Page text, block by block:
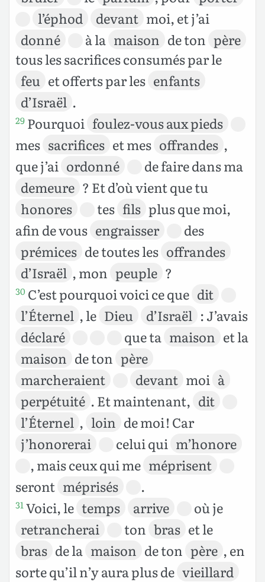
l’éphod
devant moi, et j’ai
donné
à la maison de ton père
tous les sacrifices consumés par le
feu et offerts par les enfants
d’Israël .
29 Pourquoi foulez-vous aux pieds
mes sacrifices et mes offrandes ,
que j’ai ordonné
de faire dans ma
demeure ? Et d’où vient que tu
honores
tes fils plus que moi,
afin de vous engraisser
des
prémices de toutes les offrandes
d’Israël , mon peuple ?
30 C’est pourquoi voici ce que dit
l’Éternel , le Dieu d’Israël : J’avais
déclaré
que ta maison et la
maison de ton père
marcheraient
devant moi à
perpétuité . Et maintenant, dit
l’Éternel , loin de moi ! Car
j’honorerai
celui qui m’honore
, mais ceux qui me méprisent
seront méprisés .
31Voici, le temps arrive
où je
retrancherai
ton bras et le
bras de la maison de ton père , en
sorte qu’il n’y aura plus de vieillard